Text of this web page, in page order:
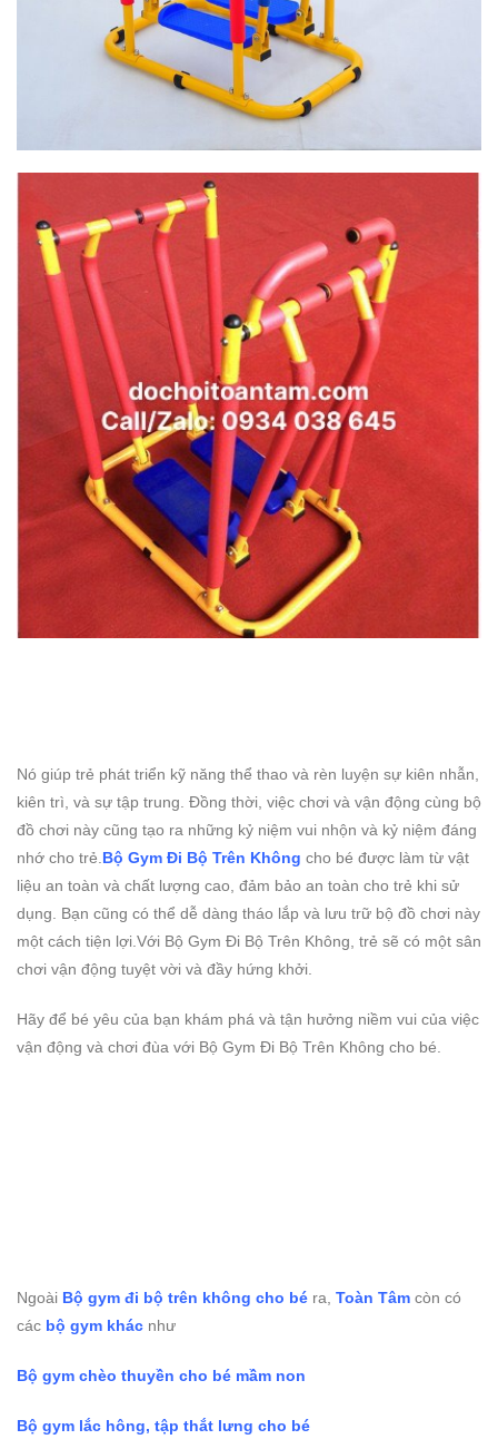
Nó giúp trẻ phát triển kỹ năng thể thao và rèn luyện sự kiên nhẫn,
kiên trì, và sự tập trung. Đồng thời, việc chơi và vận động cùng bộ
đồ chơi này cũng tạo ra những kỷ niệm vui nhộn và kỷ niệm đáng
nhớ cho trẻ.Bộ Gym Đi Bộ Trên Không cho bé được làm từ vật
liệu an toàn và chất lượng cao, đảm bảo an toàn cho trẻ khi sử
dụng. Bạn cũng có thể dễ dàng tháo lắp và lưu trữ bộ đồ chơi này
một cách tiện lợi.Với Bộ Gym Đi Bộ Trên Không, trẻ sẽ có một sân
chơi vận động tuyệt vời và đầy hứng khởi.
Hãy để bé yêu của bạn khám phá và tận hưởng niềm vui của việc
vận động và chơi đùa với Bộ Gym Đi Bộ Trên Không cho bé.
Ngoài Bộ gym đi bộ trên không cho bé ra, Toàn Tâm còn có
các bộ gym khác như
Bộ gym chèo thuyền cho bé mầm non
Bộ gym lắc hông, tập thắt lưng cho bé